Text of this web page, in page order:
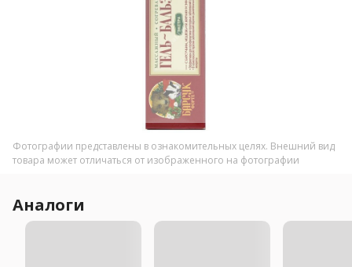
Фотографии представлены в ознакомительных целях. Внешний вид
товара может отличаться от изображенного на фотографии
Аналоги